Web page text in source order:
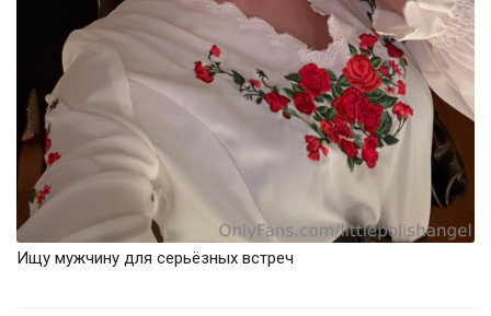
Ищу мужчину для серьёзных встреч